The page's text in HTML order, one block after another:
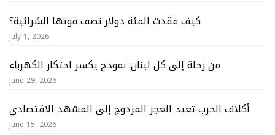
كيف فقدت المئة دولار نصف قوتها الشرائية؟
July 1, 2026
من زحلة إلى كل لبنان: نموذج يكسر احتكار الكهرباء
June 29, 2026
أكلاف الحرب تعيد العجز المزدوج إلى المشهد الاقتصادي
June 15, 2026